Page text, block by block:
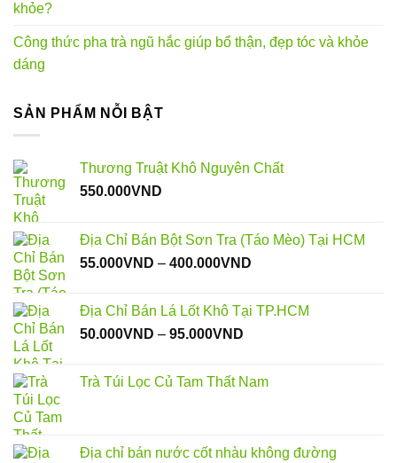
khỏe?
Công thức pha trà ngũ hắc giúp bổ thận, đẹp tóc và khỏe
dáng
SẢN PHẨM NỖI BẬT
Thương Truật Khô Nguyên Chất
550.000VND
Địa Chỉ Bán Bột Sơn Tra (Táo Mèo) Tại HCM
55.000VND – 400.000VND
55.000VND
Địa Chỉ Bán Lá Lốt Khô Tại TP.HCM
50.000VND – 95.000VND
50.000VND
Trà Túi Lọc Củ Tam Thất Nam
Địa chỉ bán nước cốt nhàu không đường